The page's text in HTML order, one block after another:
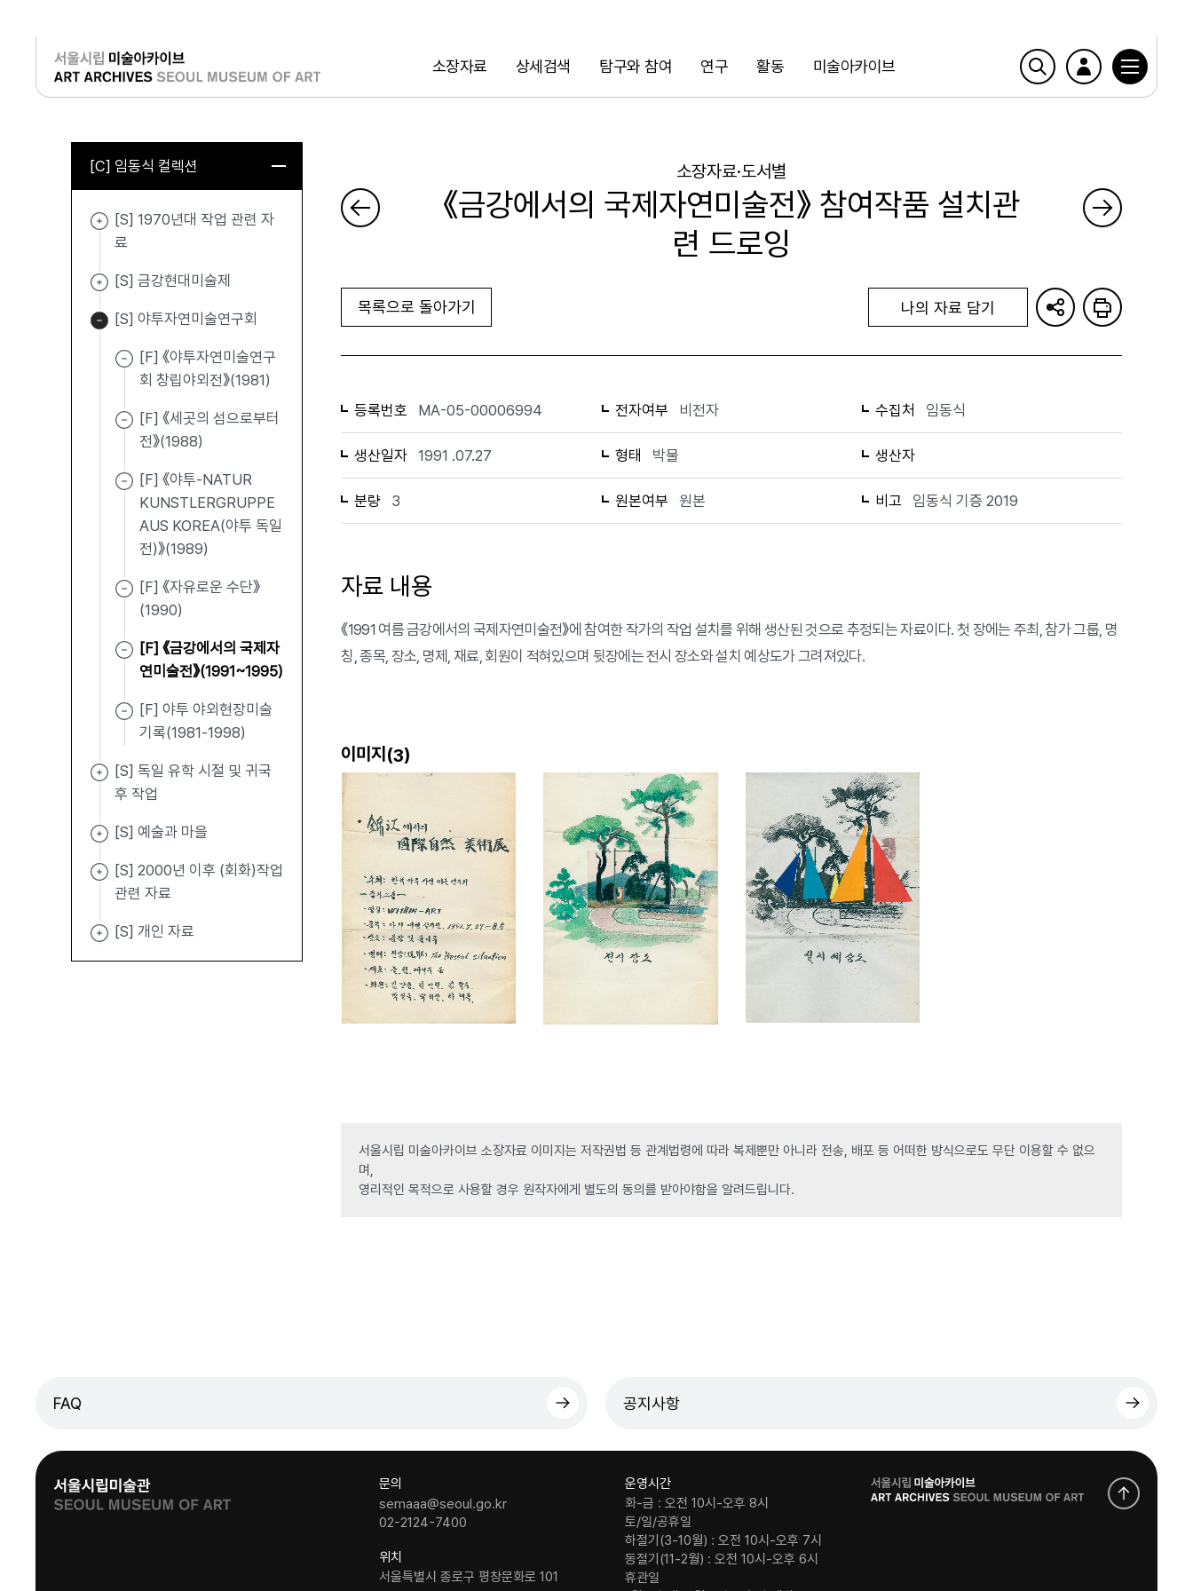
소장자료 상세검색 탐구와 참여 연구 활동 미술아카이브
검색
로그인
[C] 임동식 컬렉션
[S] 1970년대 작업 관련 자
료
[S] 금강현대미술제
[S] 야투자연미술연구회
[F] 《야투자연미술연구
회 창립야외전》(1981)
[F] 《세곳의 섬으로부터
전》(1988)
[F] 《야투-NATUR
KUNSTLERGRUPPE
AUS KOREA(야투 독일
전)》(1989)
[F] 《자유로운 수단》
(1990)
[F] 《금강에서의 국제자
연미술전》(1991~1995)
[F] 야투 야외현장미술
기록(1981-1998)
[S] 독일 유학 시절 및 귀국
후 작업
[S] 예술과 마을
[S] 2000년 이후 (회화)작업
관련 자료
[S] 개인 자료
소장자료·도서별
《금강에서의 국제자연미술전》 참여작품 설치관
련 드로잉
목록으로 돌아가기 나의 자료 담기
등록번호 MA-05-00006994 전자여부 비전자 수집처 임동식
생산일자 1991 .07.27 형태 박물 생산자
분량 3 원본여부 원본 비고 임동식 기증 2019
자료 내용
《1991 여름 금강에서의 국제자연미술전》에 참여한 작가의 작업 설치를 위해 생산된 것으로 추정되는 자료이다. 첫 장에는 주최, 참가 그룹, 명
칭, 종목, 장소, 명제, 재료, 회원이 적혀있으며 뒷장에는 전시 장소와 설치 예상도가 그려져있다.
이미지(3)
서울시립 미술아카이브 소장자료 이미지는 저작권법 등 관계법령에 따라 복제뿐만 아니라 전송, 배포 등 어떠한 방식으로도 무단 이용할 수 없으
며,
영리적인 목적으로 사용할 경우 원작자에게 별도의 동의를 받아야함을 알려드립니다.
FAQ 공지사항
문의
semaaa@seoul.go.kr
02-2124-7400
위치
서울특별시 종로구 평창문화로 101
운영시간
화-금 : 오전 10시-오후 8시
토/일/공휴일
하절기(3-10월) : 오전 10시-오후 7시
동절기(11-2월) : 오전 10시-오후 6시
휴관일
로
고